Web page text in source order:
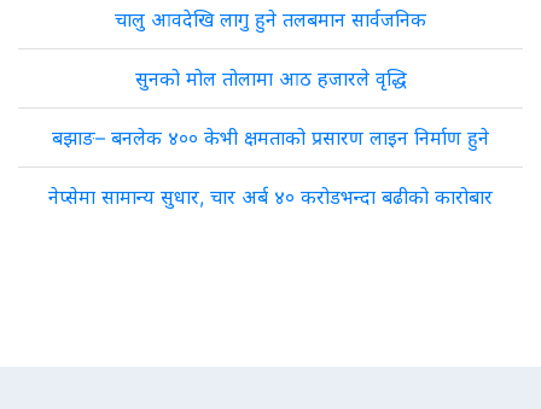
चालु आवदेखि लागु हुने तलबमान सार्वजनिक
सुनको मोल तोलामा आठ हजारले वृद्धि
बझाङ– बनलेक ४०० केभी क्षमताको प्रसारण लाइन निर्माण हुने
नेप्सेमा सामान्य सुधार, चार अर्ब ४० करोडभन्दा बढीको कारोबार